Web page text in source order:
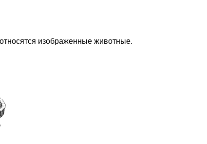
изображенные животные.